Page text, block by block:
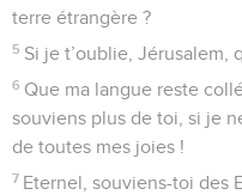
terre étrangère ?
5 Si je t’oublie, Jérusalem,
6 Que ma langue reste
souviens plus de toi, si je
de toutes mes joies !
7 Eternel, souviens-toi des